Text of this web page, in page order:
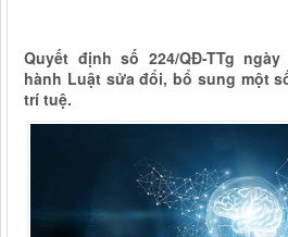
Quyết định số 224/QĐ-TTg
hành Luật sửa đổi, bổ sung một
trí tuệ.